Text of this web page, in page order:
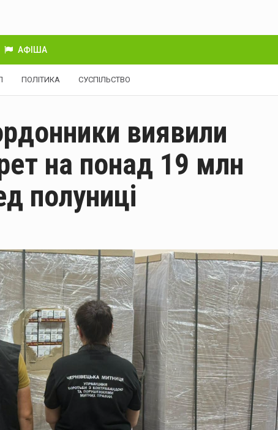
АФІША
ПОЛІТИКА СУСПІЛЬСТВО
виявили
на понад 19 млн
полуниці